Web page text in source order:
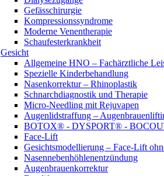
Gefässchirurgie
Kompressionssyndrome
Moderne Venentherapie
Schaufesterkrankheit
Gesicht
Allgemeine HNO – Fachärztliche
Spezielle Kinderbehandlung
Nasenkorrektur – Rhinoplastik
Schnarchdiagnostik und Therapie
Micro-Needling mit Rejuvapen
Augenlidstraffung –
BOTOX® - DYSPORT® -
Face-Lift
Gesichtsmodellierung – Face-Lift
Nasennebenhöhlenentzündung
Augenbrauenkorrektur